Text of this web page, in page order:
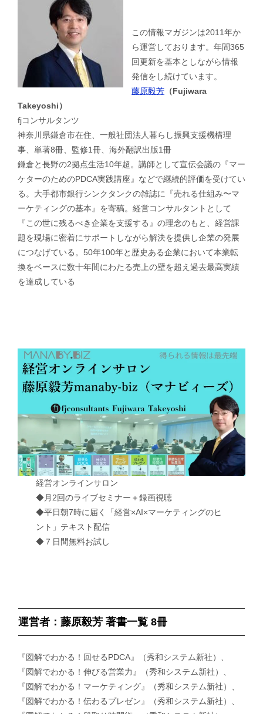
この情報マガジンは2011年か
ら運営しております。年間365
回更新を基本としながら情報
発信をし続けています。
藤原毅芳 （Fujiwara
Takeyoshi）
fjコンサルタンツ
神奈川県鎌倉市在住、一般社団法人暮らし振興支援機構理
事、単著8冊、監修1冊、海外翻訳出版1冊
鎌倉と長野の2拠点生活10年超。講師として宣伝会議の『マー
ケターのためのPDCA実践講座』などで継続的評価を受けてい
る。大手都市銀行シンクタンクの雑誌に『売れる仕組み〜マ
ーケティングの基本』を寄稿。経営コンサルタントとして
『この世に残るべき企業を支援する』の理念のもと、経営課
題を現場に密着にサポートしながら解決を提供し企業の発展
につなげている。50年100年と歴史ある企業において本業転
換をベースに数十年間にわたる売上の壁を超え過去最高実績
を達成している
経営オンラインサロン
◆月2回のライブセミナー＋録画視聴
◆平日朝7時に届く「経営×AI×マーケティングのヒ
ント」テキスト配信
◆７日間無料お試し
運営者：藤原毅芳 著書一覧 8冊
『図解でわかる！回せるPDCA』（秀和システム新社）、
『図解でわかる！伸びる営業力』（秀和システム新社）、
『図解でわかる！マーケティング』（秀和システム新社）、
『図解でわかる！伝わるプレゼン』（秀和システム新社）、